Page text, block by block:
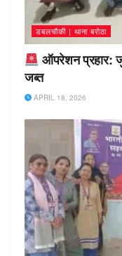
डबलचौकी | थाना बरोठा
ऑपरेशन प्रहार:
जब्त
APRIL 18, 2026